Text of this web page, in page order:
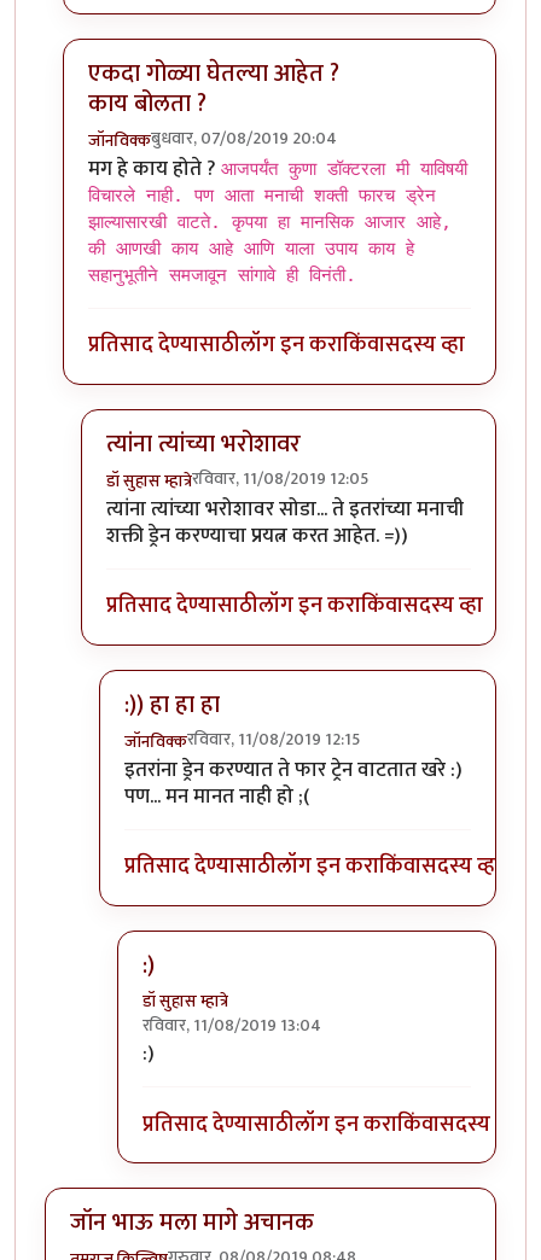
एकदा गोळ्या घेतल्या आहेत ?
काय बोलता ?
जॉनविक्कबुधवार, 07/08/2019 20:04
In reply toशक्तिमान सिरियल मधली गीता.byतमराज
मग हे काय होते ? आजपर्यंत कुणा डॉक्टरला मी याविषयी
विचारले नाही. पण आता मनाची शक्ती फारच ड्रेन
झाल्यासारखी वाटते. कृपया हा मानसिक आजार आहे,
की आणखी काय आहे आणि याला उपाय काय हे
सहानुभूतीने समजावून सांगावे ही विनंती.
प्रतिसाद देण्यासाठीलॉग इन कराकिंवासदस्य व्हा
त्यांना त्यांच्या भरोशावर
डॉ सुहास म्हात्रेरविवार, 11/08/2019 12:05
In reply toएकदा गोळ्या घेतल्या आहेत ? काय बोलता ?
त्यांना त्यांच्या भरोशावर सोडा... ते इतरांच्या मनाची
शक्ती ड्रेन करण्याचा प्रयत्न करत आहेत. =))
प्रतिसाद देण्यासाठीलॉग इन कराकिंवासदस्य व्हा
:)) हा हा हा
जॉनविक्करविवार, 11/08/2019 12:15
In reply toत्यांना त्यांच्या भरोशावरbyडॉ सुहास म्हात्रे
इतरांना ड्रेन करण्यात ते फार ट्रेन वाटतात खरे :)
पण... मन मानत नाही हो ;(
प्रतिसाद देण्यासाठीलॉग इन कराकिंवासदस्य व्हा
:)
डॉ सुहास म्हात्रे
रविवार, 11/08/2019 13:04
In reply to
:)
प्रतिसाद देण्यासाठीलॉग इन कराकिंवासदस्य व्हा
जॉन भाऊ मला मागे अचानक